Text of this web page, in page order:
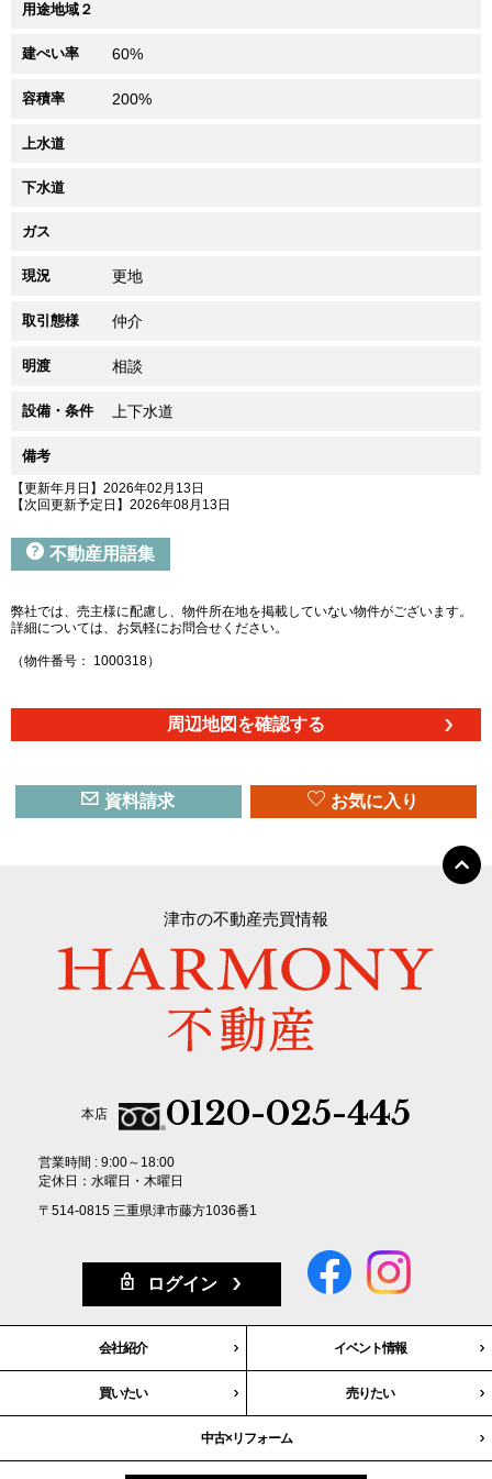
用途地域２
建ぺい率 60%
容積率 200%
上水道
下水道
ガス
現況 更地
取引態様 仲介
明渡 相談
設備・条件 上下水道
備考
【更新年月日】2026年02月13日
【次回更新予定日】2026年08月13日
不動産用語集
弊社では、売主様に配慮し、物件所在地を掲載していない物件がございます。
詳細については、お気軽にお問合せください。
（物件番号： 1000318）
周辺地図を確認する
資料請求 お気に入り
津市の不動産売買情報
本店 0120-025-445
営業時間 : 9:00～18:00
定休日：水曜日・木曜日
〒514-0815 三重県津市藤方1036番1
ログイン
会社紹介 イベント情報
買いたい 売りたい
中古×リフォーム